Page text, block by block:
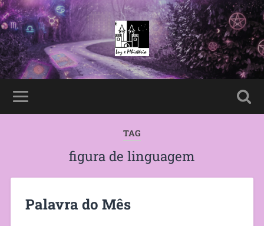
TAG
figura de linguagem
Palavra do Mês